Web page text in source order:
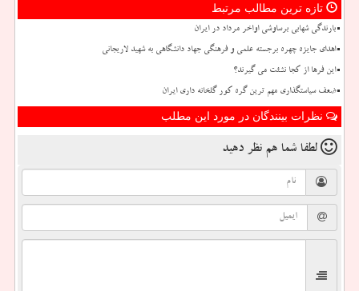
تازه ترین مطالب مرتبط
بارندگی شهابی برساوشی اواخر مرداد در ایران
اهدای جایزه چهره برجسته علمی و فرهنگی جهاد دانشگاهی به شهید لاریجانی
این فرها از کجا نشئت می گیرند؟
ضعف سیاستگذاری مهم ترین گره کور گلخانه داری ایران
نظرات بینندگان در مورد این مطلب
لطفا شما هم نظر دهید